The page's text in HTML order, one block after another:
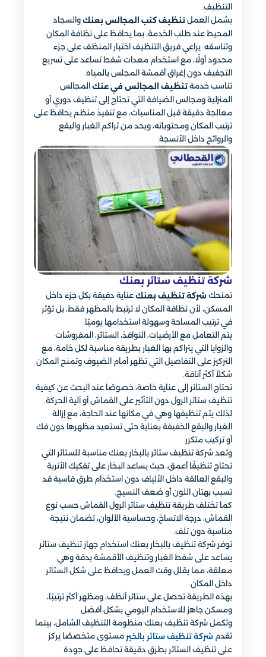
التنظيف.
يشمل العمل تنظيف كنب المجالس بعنك والسجاد
المحيط عند طلب الخدمة، بما يحافظ على نظافة المكان
وتناسقه. يراعي فريق التنظيف اختبار المنظف على جزء
محدود أولًا، مع استخدام معدات شفط تساعد على تسريع
التجفيف دون إغراق أقمشة المجلس بالمياه.
تناسب خدمة تنظيف المجالس في عنك المجالس
المنزلية ومجالس الضيافة التي تحتاج إلى تنظيف دوري أو
معالجة دقيقة قبل المناسبات، مع تنفيذ منظم يحافظ على
ترتيب المكان ومحتوياته، ويحد من تراكم الغبار والبقع
والروائح داخل الأنسجة.
شركة تنظيف ستائر بعنك
تمنحك شركة تنظيف بعنك عناية دقيقة بكل جزء داخل
المسكن، لأن نظافة المكان لا ترتبط بالمظهر فقط، بل تؤثر
في ترتيب المساحة وسهولة استخدامها يوميًا.
يتم التعامل مع الأرضيات، النوافذ، الستائر، المفروشات
والزوايا التي يتراكم بها الغبار بطريقة مناسبة لكل خامة، مع
التركيز على التفاصيل التي تظهر أمام الضيوف وتمنح المكان
شكلاً أكثر أناقة.
تحتاج الستائر إلى عناية خاصة، خصوصًا عند البحث عن كيفية
تنظيف ستائر الرول دون التأثير على القماش أو آلية الحركة.
لذلك يتم تنظيفها وهي في مكانها عند الحاجة، مع إزالة
الغبار والبقع الخفيفة بعناية حتى تستعيد مظهرها دون فك
أو تركيب متكرر.
وتعد شركة تنظيف ستائر بالبخار بعنك مناسبة للستائر التي
تحتاج تنظيفًا أعمق، حيث يساعد البخار على تفكيك الأتربة
والبقع العالقة داخل الألياف دون استخدام طرق قاسية قد
تسبب بهتان اللون أو ضعف النسيج.
كما تختلف طريقة تنظيف ستائر الرول القماش حسب نوع
القماش، درجة الاتساخ، وحساسية الألوان، لضمان نتيجة
مناسبة دون تلف.
توفر شركة تنظيف بالبخار بعنك استخدام جهاز تنظيف ستائر
يساعد على شفط الغبار وتنظيف الأقمشة بدقة وهي
معلقة، مما يقلل وقت العمل ويحافظ على شكل الستائر
داخل المكان.
بهذه الطريقة تحصل على ستائر أنظف، ومظهر أكثر ترتيبًا،
ومسكن جاهز للاستخدام اليومي بشكل أفضل.
وتكمل شركة تنظيف بعنك منظومة التنظيف الشامل، بينما
تقدم شركة تنظيف ستائر بالخبر مستوى متخصصًا يركز
على تنظيف الستائر بطرق دقيقة تحافظ على جودة